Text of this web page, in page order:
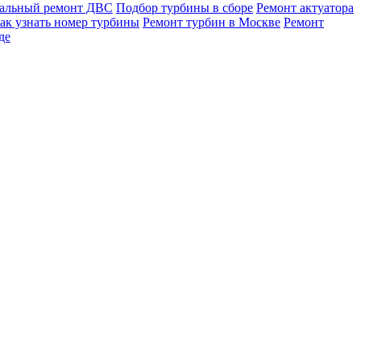
ремонт ДВС Подбор турбины в сборе Ремонт актуатора
узнать номер турбины Ремонт турбин в Москве Ремонт